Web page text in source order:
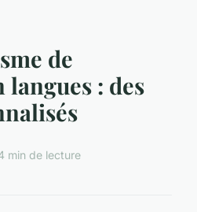
de
: des
min de lecture